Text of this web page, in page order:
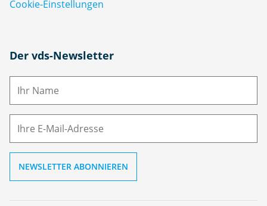
Cookie-Einstellungen
Der vds-Newsletter
N
M